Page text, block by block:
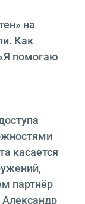
на
Как
помогаю
касается
партнёр
Александр